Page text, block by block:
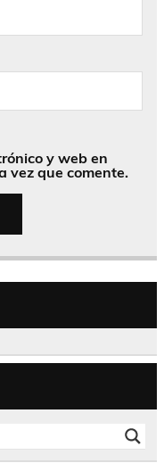
y web en
vez que comente.